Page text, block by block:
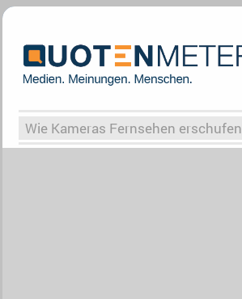
Wie Kameras Fernsehen erschufen